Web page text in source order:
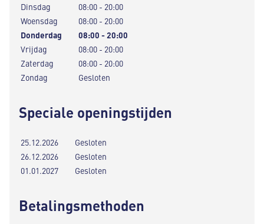
Dinsdag
08:00 - 20:00
Woensdag
08:00 - 20:00
Donderdag
08:00 - 20:00
Vrijdag
08:00 - 20:00
Zaterdag
08:00 - 20:00
Zondag
Gesloten
Speciale openingstijden
25.12.2026
Gesloten
26.12.2026
Gesloten
01.01.2027
Gesloten
Betalingsmethoden